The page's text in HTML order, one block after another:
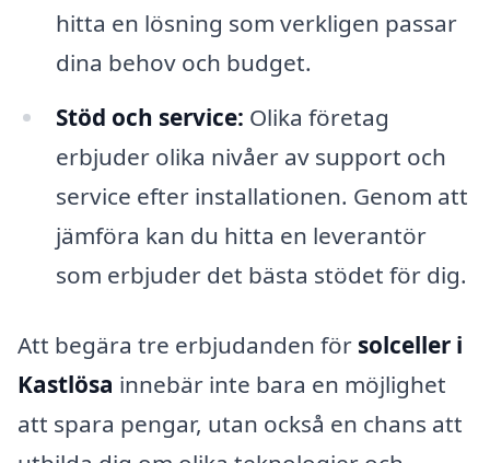
hitta en lösning som verkligen passar
dina behov och budget.
Stöd och service: Olika företag
erbjuder olika nivåer av support och
service efter installationen. Genom att
jämföra kan du hitta en leverantör
som erbjuder det bästa stödet för dig.
Att begära tre erbjudanden för solceller i
Kastlösa innebär inte bara en möjlighet
att spara pengar, utan också en chans att